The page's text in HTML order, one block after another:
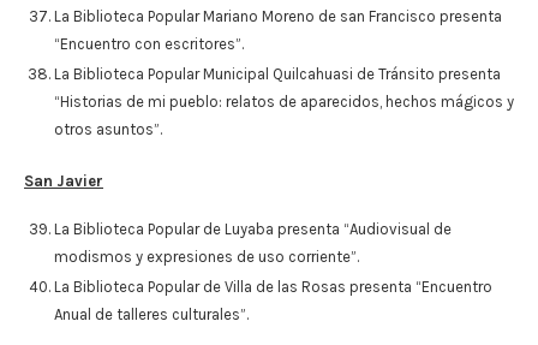
La Biblioteca Popular Mariano Moreno de san Francisco presenta
“Encuentro con escritores”.
La Biblioteca Popular Municipal Quilcahuasi de Tránsito presenta
“Historias de mi pueblo: relatos de aparecidos, hechos mágicos y
otros asuntos”.
San Javier
La Biblioteca Popular de Luyaba presenta “Audiovisual de
modismos y expresiones de uso corriente”.
La Biblioteca Popular de Villa de las Rosas presenta “Encuentro
Anual de talleres culturales”.